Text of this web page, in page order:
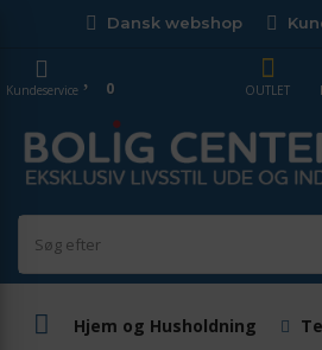
Dansk webshop
OUTLET
Kundeservice 0
Hjem og Husholdning